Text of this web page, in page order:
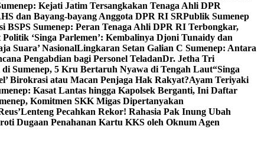
Kejati Jatim Tersangkakan Tenaga Ahli DPR
dan Bayang-bayang Anggota DPR RI SRPublik Sumenep
BSPS Sumenep: Peran Tenaga Ahli DPR RI Terbongkar,
‘Singa Parlemen’: Kembalinya Djoni Tunaidy dan
Suara’ NasionalLingkaran Setan Galian C Sumenep: Antara
Pengabdian bagi Personel TeladanDr. Jetha Tri
Sumenep, 5 Kru Bertaruh Nyawa di Tengah Laut“Singa
Birokrasi atau Macan Penjaga Hak Rakyat?Ayam Teriyaki
Kasat Lantas hingga Kapolsek Berganti, Ini Daftar
Komitmen SKK Migas Dipertanyakan
Lenteng Pecahkan Rekor! Rahasia Pak Inung Ubah
Dugaan Penahanan Kartu KKS oleh Oknum Agen